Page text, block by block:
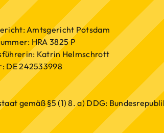
Amtsgericht Potsdam
HRA 3825 P
Katrin Helmschrott
DE 242533998
gemäß §5 (1) 8. a) DDG: